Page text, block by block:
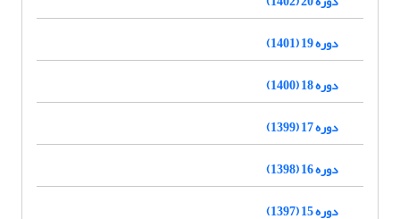
دوره 19 (1401)
دوره 18 (1400)
دوره 17 (1399)
دوره 16 (1398)
دوره 15 (1397)